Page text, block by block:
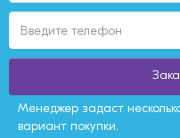
Менеджер задаст
вариант покупки.